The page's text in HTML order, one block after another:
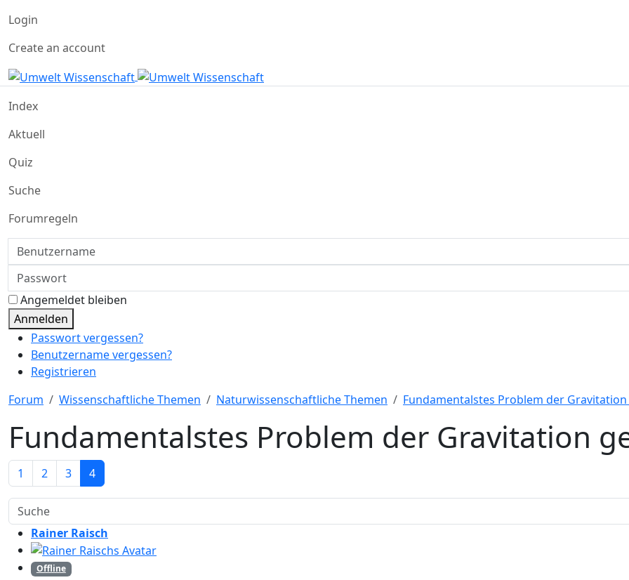
Login
Create an account
Index
Aktuell
Quiz
Suche
Forumregeln
Benutzername
Passwort
Angemeldet bleiben
Anmelden
Passwort vergessen?
Benutzername vergessen?
Registrieren
Forum
Wissenschaftliche Themen Naturwissenschaftliche Themen Fundamentalstes Problem der
Fundamentalstes Problem der Gravitation
1 2 3 4
Rainer Raisch
Offline